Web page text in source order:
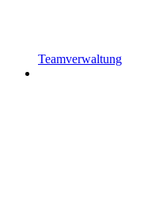
Teamverwaltung